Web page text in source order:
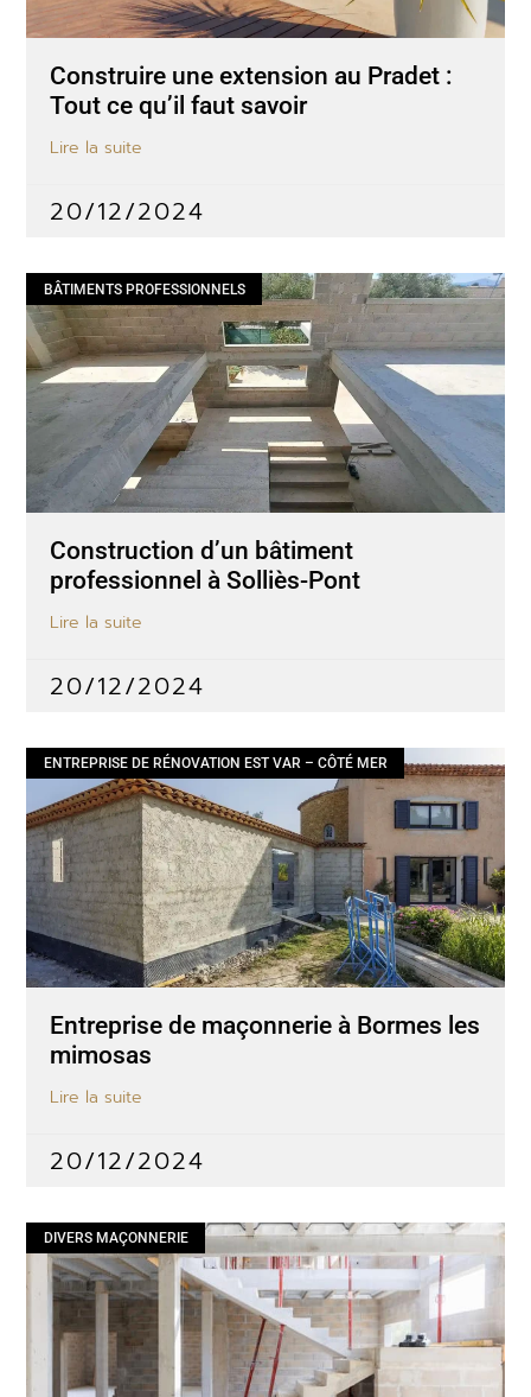
Construire une extension au Pradet :
Tout ce qu’il faut savoir
Lire la suite
20/12/2024
BÂTIMENTS PROFESSIONNELS
Construction d’un bâtiment
professionnel à Solliès-Pont
Lire la suite
20/12/2024
ENTREPRISE DE RÉNOVATION EST VAR – CÔTÉ MER
Entreprise de maçonnerie à Bormes les
mimosas
Lire la suite
20/12/2024
DIVERS MAÇONNERIE